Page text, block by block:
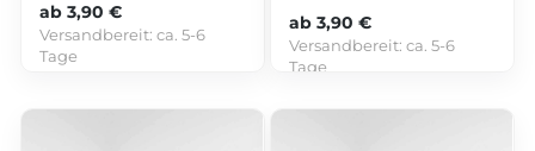
ab 3,90 €
Versandbereit:ca. 5-6
Tage
ab 3,90 €
Versandbereit:ca. 5-6
Tage